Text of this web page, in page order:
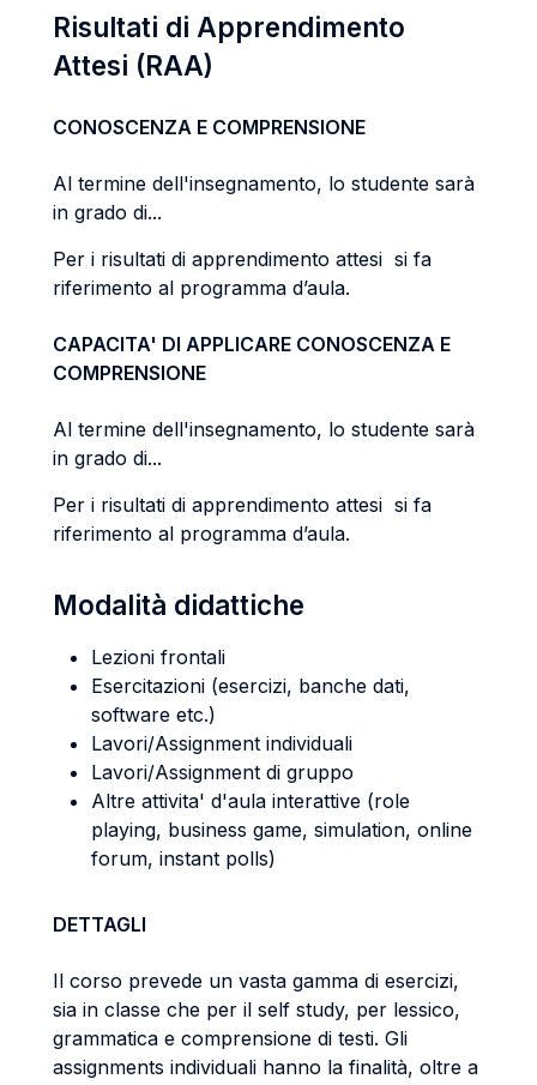
Risultati di Apprendimento
Attesi (RAA)
CONOSCENZA E COMPRENSIONE
Al termine dell'insegnamento, lo studente sarà
in grado di...
Per i risultati di apprendimento attesi si fa
riferimento al programma d’aula.
CAPACITA' DI APPLICARE CONOSCENZA E
COMPRENSIONE
Al termine dell'insegnamento, lo studente sarà
in grado di...
Per i risultati di apprendimento attesi si fa
riferimento al programma d’aula.
Modalità didattiche
Lezioni frontali
Esercitazioni (esercizi, banche dati,
software etc.)
Lavori/Assignment individuali
Lavori/Assignment di gruppo
Altre attivita' d'aula interattive (role
playing, business game, simulation, online
forum, instant polls)
DETTAGLI
Il corso prevede un vasta gamma di esercizi,
sia in classe che per il self study, per lessico,
grammatica e comprensione di testi. Gli
assignments individuali hanno la finalità, oltre a